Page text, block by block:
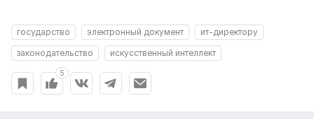
государство электронный документ
ит-директору
законодательство
искусственный интеллект
5